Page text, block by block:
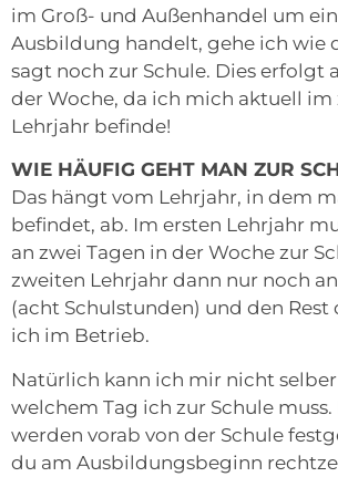
im Groß- und Außenhandel um
Ausbildung handelt, gehe ich wie
sagt noch zur Schule. Dies erfolgt
der Woche, da ich mich aktuell im
Lehrjahr befinde!
WIE HÄUFIG GEHT MAN ZUR
Das hängt vom Lehrjahr, in dem
befindet, ab. Im ersten Lehrjahr
an zwei Tagen in der Woche zur
zweiten Lehrjahr dann nur noch
(acht Schulstunden) und den Rest
ich im Betrieb.
Natürlich kann ich mir nicht selber
welchem Tag ich zur Schule
werden vorab von der Schule
du am Ausbildungsbeginn